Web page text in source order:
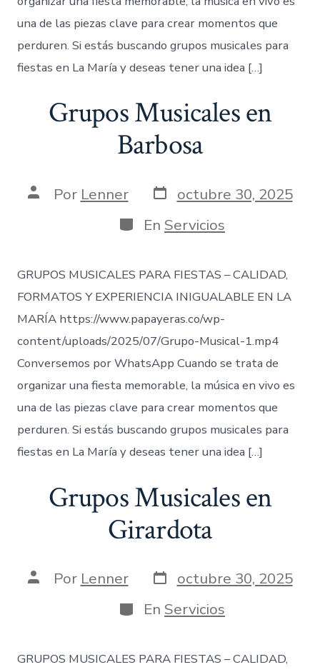
una de las piezas clave para crear momentos que
perduren. Si estás buscando grupos musicales para
fiestas en La María y deseas tener una idea […]
Grupos Musicales en
Barbosa
AutorPor Lenner Fecha
de
publicación
octubre 30, 2025
Categorías
En Servicios
GRUPOS MUSICALES PARA FIESTAS – CALIDAD,
FORMATOS Y EXPERIENCIA INIGUALABLE EN LA
MARÍA https://www.papayeras.co/wp-
content/uploads/2025/07/Grupo-Musical-1.mp4
Conversemos por WhatsApp Cuando se trata de
organizar una fiesta memorable, la música en vivo es
una de las piezas clave para crear momentos que
perduren. Si estás buscando grupos musicales para
fiestas en La María y deseas tener una idea […]
Grupos Musicales en
Girardota
AutorPor Lenner Fecha
de
publicación
octubre 30, 2025
Categorías
En Servicios
GRUPOS MUSICALES PARA FIESTAS – CALIDAD,